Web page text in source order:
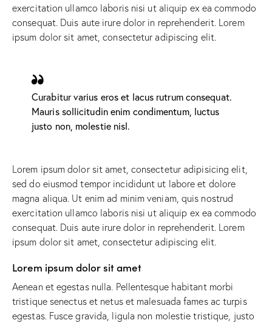
exercitation ullamco laboris nisi ut aliquip ex ea commodo
consequat. Duis aute irure dolor in reprehenderit. Lorem
ipsum dolor sit amet, consectetur adipiscing elit.
Curabitur varius eros et lacus rutrum consequat.
Mauris sollicitudin enim condimentum, luctus
justo non, molestie nisl.
Lorem ipsum dolor sit amet, consectetur adipisicing elit,
sed do eiusmod tempor incididunt ut labore et dolore
magna aliqua. Ut enim ad minim veniam, quis nostrud
exercitation ullamco laboris nisi ut aliquip ex ea commodo
consequat. Duis aute irure dolor in reprehenderit. Lorem
ipsum dolor sit amet, consectetur adipiscing elit.
Lorem ipsum dolor sit amet
Aenean et egestas nulla. Pellentesque habitant morbi
tristique senectus et netus et malesuada fames ac turpis
egestas. Fusce gravida, ligula non molestie tristique, justo